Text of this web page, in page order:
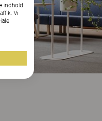
indhold
Vi